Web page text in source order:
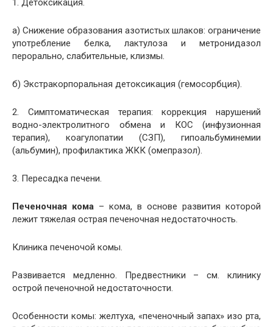
1. Детоксикация.
а) Снижение образования азотистых шлаков: ограничение
употребление белка, лактулоза и метронидазол
перорально, слабительные, клизмы.
б) Экстракорпоральная детоксикация (гемосорбция).
2. Симптоматическая терапия: коррекция нарушений
водно-электролитного обмена и КОС (инфузионная
терапия), коагулопатии (СЗП), гипоальбуминемии
(альбумин), профилактика ЖКК (омепразол).
3. Пересадка печени.
Печеночная кома – кома, в основе развития которой
лежит тяжелая острая печеночная недостаточность.
Клиника печеночой комы.
Развивается медленно. Предвестники – см. клинику
острой печеночной недостаточности.
Особенности комы: желтуха, «печеночный запах» изо рта,